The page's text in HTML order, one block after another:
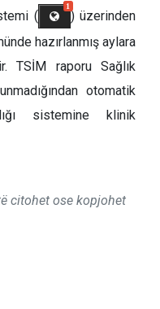
(
1
) üzerinden
hazırlanmış aylara
TSİM raporu Sağlık
otomatik
sistemine klinik
citohet ose kopjohet